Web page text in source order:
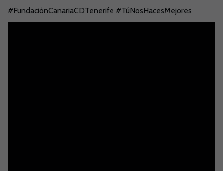
#FundaciónCanariaCDTenerife #TúNosHacesMejores